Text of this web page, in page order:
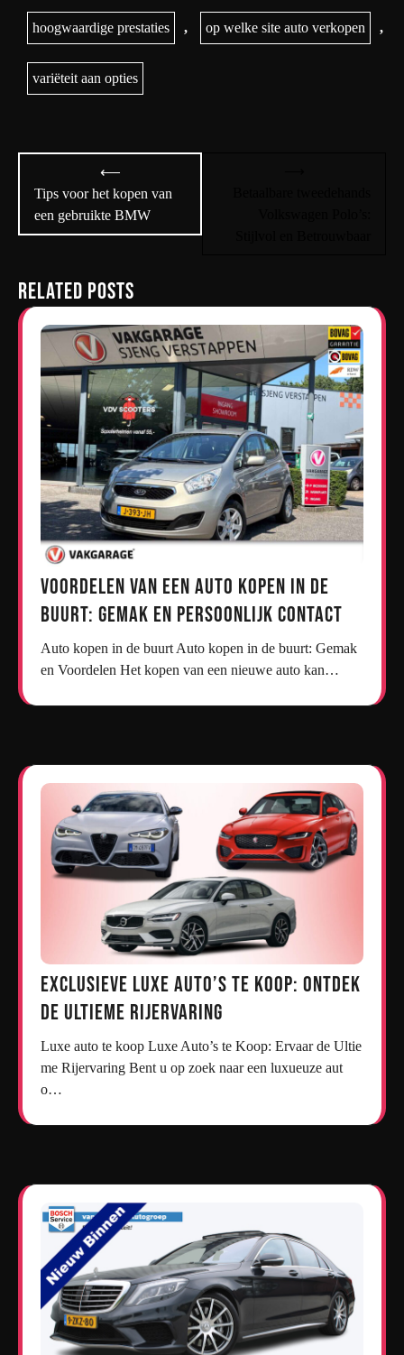
hoogwaardige prestaties , op welke site auto verkopen ,
variëteit aan opties
navigatie
⟵
Tips voor het kopen van
een gebruikte BMW
Related Posts
Voordelen van een Auto Kopen in de
Buurt: Gemak en Persoonlijk Contact
Auto kopen in de buurt Auto kopen in de buurt: Gemak
en Voordelen Het kopen van een nieuwe auto kan…
Exclusieve Luxe Auto’s te Koop: Ontdek
de Ultieme Rijervaring
Luxe auto te koop Luxe Auto’s te Koop: Ervaar de Ultie
me Rijervaring Bent u op zoek naar een luxueuze aut
o…